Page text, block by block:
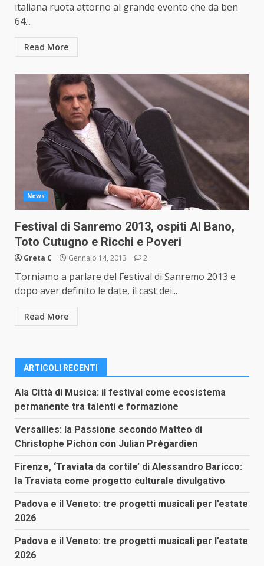
italiana ruota attorno al grande evento che da ben
64...
Read More
News
Festival di Sanremo 2013, ospiti Al Bano,
Toto Cutugno e Ricchi e Poveri
Greta C Gennaio 14, 2013 2
Torniamo a parlare del Festival di Sanremo 2013 e
dopo aver definito le date, il cast dei...
Read More
ARTICOLI RECENTI
Ala Città di Musica: il festival come ecosistema
permanente tra talenti e formazione
Versailles: la Passione secondo Matteo di
Christophe Pichon con Julian Prégardien
Firenze, ‘Traviata da cortile’ di Alessandro Baricco:
la Traviata come progetto culturale divulgativo
Padova e il Veneto: tre progetti musicali per l’estate
2026
Padova e il Veneto: tre progetti musicali per l’estate
2026